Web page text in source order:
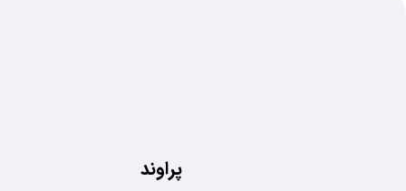
پراوند